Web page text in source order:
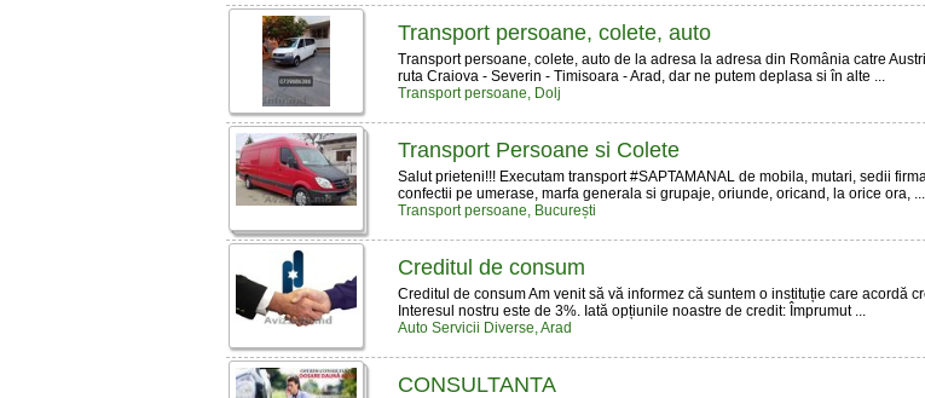
Transport persoane, colete, auto
Transport persoane, colete, auto de la adresa la adresa din România catre
ruta Craiova - Severin - Timisoara - Arad, dar ne putem deplasa si în alte ...
Transport persoane, Dolj
Transport Persoane si Colete
Salut prieteni!!! Executam transport #SAPTAMANAL de mobila, mutari, sedii
confectii pe umerase, marfa generala si grupaje, oriunde, oricand, la orice ora, ...
Transport persoane, București
Creditul de consum
Creditul de consum Am venit să vă informez că suntem o instituție care acordă
Interesul nostru este de 3%. Iată opțiunile noastre de credit: Împrumut ...
Auto Servicii Diverse, Arad
CONSULTANTA